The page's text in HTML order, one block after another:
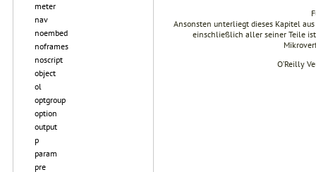
meter
nav
noembed
noframes
noscript
object
ol
optgroup
option
output
p
param
pre
Ansonsten unterliegt dieses Kapitel
einschließlich aller seiner Teile
O’Reilly